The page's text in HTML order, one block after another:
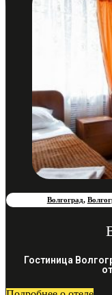
Волгоград,
Гостиница